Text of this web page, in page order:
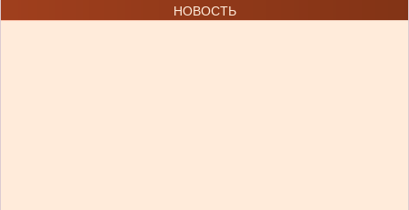
НОВОСТЬ